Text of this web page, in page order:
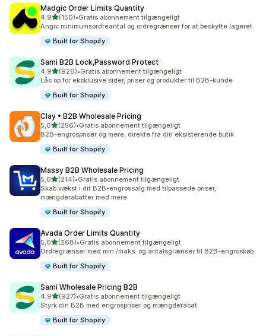
Madgic Order Limits Quantity
4,9ud af 5 stjerner
(150)
150 anmeldelser i alt
•Gratis abonnement tilgængeligt
Angiv minimumsordreantal og ordregrænser for at beskytte lageret
Built for Shopify
Sami B2B Lock,Password Protect
4,9ud af 5 stjerner
(926)
926 anmeldelser i alt
•Gratis abonnement tilgængeligt
Lås op for eksklusive sider, priser og produkter til B2B-kunde
Built for Shopify
Clay • B2B Wholesale Pricing
5,0ud af 5 stjerner
(256)
256 anmeldelser i alt
•Gratis abonnement tilgængeligt
B2B-engrospriser og mere, direkte fra din eksisterende butik
Built for Shopify
Massy B2B Wholesale Pricing
5,0ud af 5 stjerner
(214)
214 anmeldelser i alt
•Gratis abonnement tilgængeligt
Skab vækst i dit B2B-engrossalg med tilpassede priser,
mængderabatter med mere
Built for Shopify
Avada Order Limits Quantity
5,0ud af 5 stjerner
(268)
268 anmeldelser i alt
•Gratis abonnement tilgængeligt
Ordregrænser med min./maks. og antalsgrænser til B2B-engroskøb
Built for Shopify
Sami Wholesale Pricing B2B
4,9ud af 5 stjerner
(927)
927 anmeldelser i alt
•Gratis abonnement tilgængeligt
Styrk din B2B med engrospriser og mængderabat
Built for Shopify